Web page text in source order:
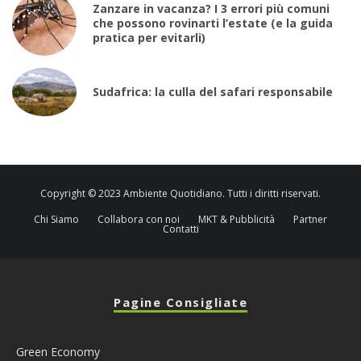
Zanzare in vacanza? I 3 errori più comuni
che possono rovinarti l’estate (e la guida
pratica per evitarli)
Sudafrica: la culla del safari responsabile
Copyright © 2023 Ambiente Quotidiano. Tutti i diritti riservati.
Chi Siamo
Collabora con noi MKT & Pubblicità Partner
Contatti
Pagine Consigliate
Green Economy